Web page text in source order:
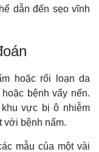
dẫn đến sẹo vĩnh
hoặc rối loạn da
bệnh vẩy nến.
vực bị ô nhiễm
với bệnh nấm.
mẫu của một vài